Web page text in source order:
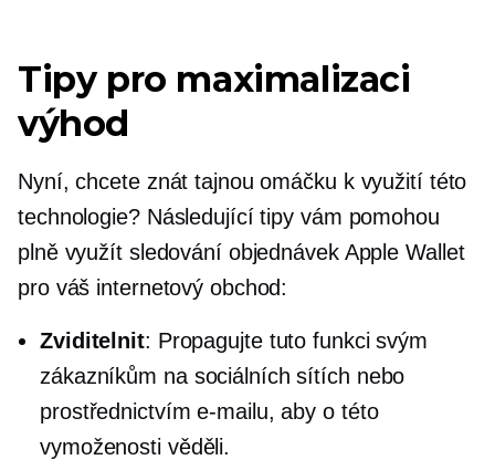
Tipy pro maximalizaci
výhod
Nyní, chcete znát tajnou omáčku k využití této
technologie? Následující tipy vám pomohou
plně využít sledování objednávek Apple Wallet
pro váš internetový obchod:
Zviditelnit: Propagujte tuto funkci svým
zákazníkům na sociálních sítích nebo
prostřednictvím e-mailu, aby o této
vymoženosti věděli.